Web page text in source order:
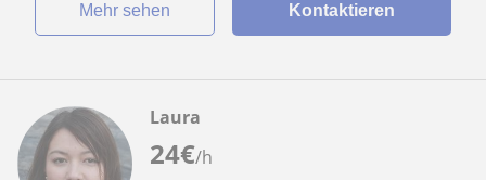
Mehr sehen Kontaktieren
24€/h
Laura